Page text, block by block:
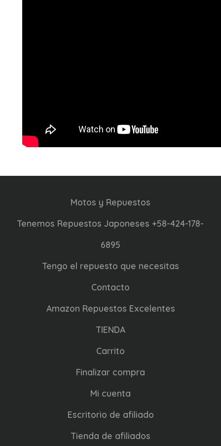
Motos y Repuestos
Tenemos Repuestos Japoneses +58-424-178-
6895
Tengo el repuesto que necesitas
Contacto
Amazon Repuestos Excelentes
TIENDA
Carrito
Finalizar compra
Mi cuenta
Escritorio de afiliado
Tienda de afiliados